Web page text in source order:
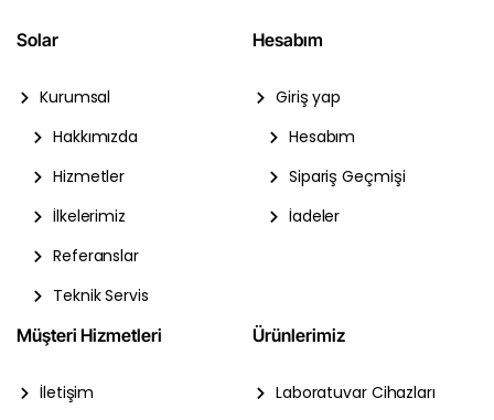
Solar
Kurumsal
Hakkımızda
Hizmetler
İlkelerimiz
Referanslar
Teknik Servis
Hesabım
Giriş yap
Hesabım
Sipariş Geçmişi
İadeler
Müşteri Hizmetleri
İletişim
Ürünlerimiz
Laboratuvar Cihazları